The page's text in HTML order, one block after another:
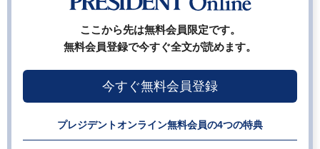
ここから先は無料会員限定です。
無料会員登録で今すぐ全文が読めます。
今すぐ無料会員登録
プレジデントオンライン無料会員の4つの特典